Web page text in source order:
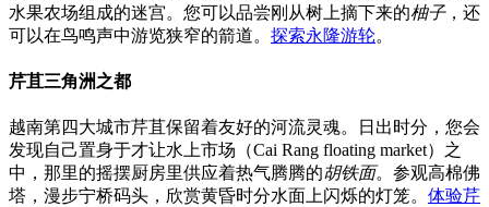
水果农场组成的迷宫。您可以品尝刚从树上摘下来的柚子，还
可以在鸟鸣声中游览狭窄的箭道。 探索永隆游轮。
芹苴三角洲之都
越南第四大城市芹苴保留着友好的河流灵魂。日出时分，您会
发现自己置身于才让水上市场（Cai Rang floating market）之
中，那里的摇摆厨房里供应着热气腾腾的胡铁面。参观高棉佛
塔，漫步宁桥码头，欣赏黄昏时分水面上闪烁的灯笼。 体验芹